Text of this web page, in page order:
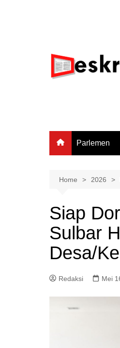
Parlemen
Home 2026
Siap
Sulbar
Desa/
Redaksi Mei